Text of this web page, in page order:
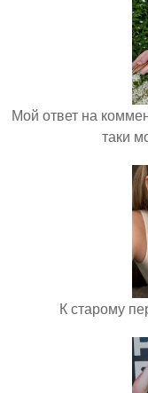
Мой ответ на
таки
К старому